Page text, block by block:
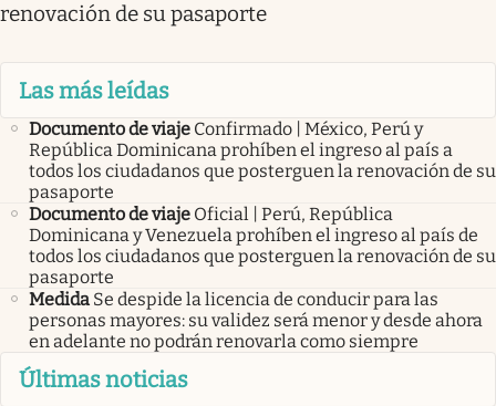
renovación de su pasaporte
Las más leídas
Documento de viaje Confirmado | México, Perú y
República Dominicana prohíben el ingreso al país a
todos los ciudadanos que posterguen la renovación de su
pasaporte
Documento de viaje Oficial | Perú, República
Dominicana y Venezuela prohíben el ingreso al país de
todos los ciudadanos que posterguen la renovación de su
pasaporte
Medida Se despide la licencia de conducir para las
personas mayores: su validez será menor y desde ahora
en adelante no podrán renovarla como siempre
Últimas noticias